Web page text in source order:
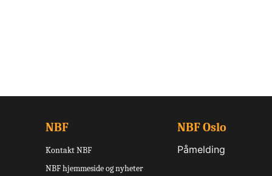
NBF
Kontakt NBF
NBF hjemmeside og nyheter
NBF Oslo
Påmelding